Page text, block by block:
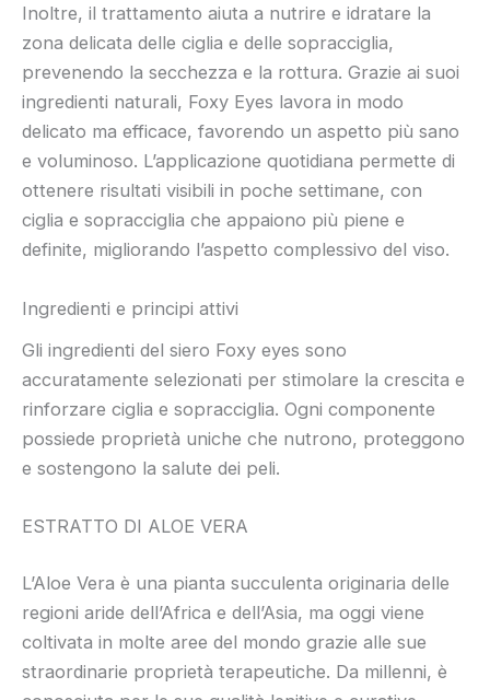
Inoltre, il trattamento aiuta a nutrire e idratare la
zona delicata delle ciglia e delle sopracciglia,
prevenendo la secchezza e la rottura. Grazie ai suoi
ingredienti naturali, Foxy Eyes lavora in modo
delicato ma efficace, favorendo un aspetto più sano
e voluminoso. L’applicazione quotidiana permette di
ottenere risultati visibili in poche settimane, con
ciglia e sopracciglia che appaiono più piene e
definite, migliorando l’aspetto complessivo del viso.
Ingredienti e principi attivi
Gli ingredienti del siero Foxy eyes sono
accuratamente selezionati per stimolare la crescita e
rinforzare ciglia e sopracciglia. Ogni componente
possiede proprietà uniche che nutrono, proteggono
e sostengono la salute dei peli.
ESTRATTO DI ALOE VERA
L’Aloe Vera è una pianta succulenta originaria delle
regioni aride dell’Africa e dell’Asia, ma oggi viene
coltivata in molte aree del mondo grazie alle sue
straordinarie proprietà terapeutiche. Da millenni, è